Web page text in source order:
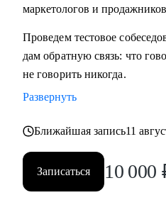
маркетологов и продажников
Проведем тестовое
дам обратную связь: что
не говорить никогда.
Развернуть
Ближайшая запись11
Записаться 10 000